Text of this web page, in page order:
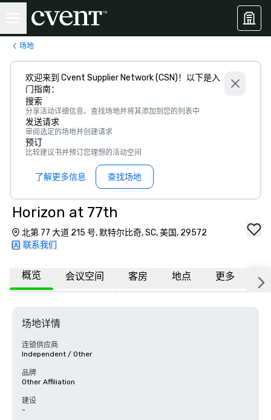
场地
欢迎来到 Cvent Supplier Network (CSN)！以下是入
门指南：
搜索
分享活动详细信息、查找场地并将其添加到您的列表中
发送请求
审阅选定的场地并创建请求
预订
比较建议书并预订您理想的活动空间
了解更多信息 查找场地
Horizon at 77th
北第 77 大道 215 号, 默特尔比奇, SC, 美国, 29572
联系我们
概览 会议空间 客房 地点 更多 常
场地详情
连锁供应商
Independent / Other
品牌
Other Affiliation
建设
-